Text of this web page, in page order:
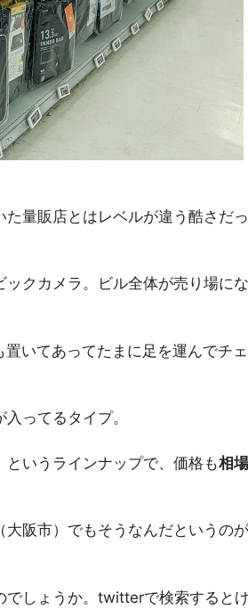
量販店とはレベルが違う酷さだ
クカメラ。ビル全体が売り場に
いてあってたまに足を運んでチ
ってるタイプ。
いうラインナップで、価格も相
阪市）でもそうなんだというの
しょうか。twitterで検索すると